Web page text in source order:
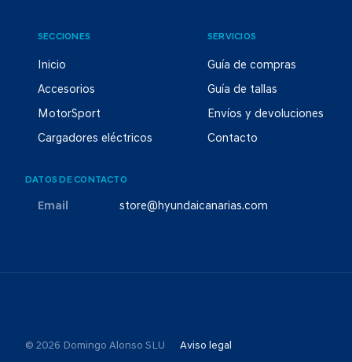
SECCIONES
Inicio
Accesorios
MotorSport
Cargadores eléctricos
SERVICIOS
Guía de compras
Guía de tallas
Envíos y devoluciones
Contacto
DATOS DE CONTACTO
Email store@hyundaicanarias.com
© 2026 Domingo Alonso SLU Aviso legal